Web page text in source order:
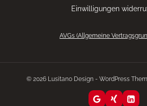
Einwilligungen
AVGs (Allgemeine
© 2026 Lusitano Design - WordPress